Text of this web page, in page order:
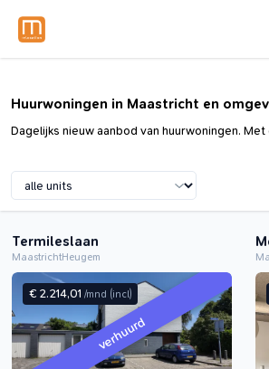
Huurwoningen in Maastricht en
Dagelijks nieuw aanbod van huurwoningen.
Termileslaan
MaastrichtHeugem
€ 2.214,01 /mnd (incl)
verhuurd